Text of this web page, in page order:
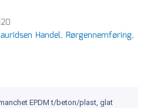
Handel, Rørgennemføring,
EPDM t/beton/plast, glat